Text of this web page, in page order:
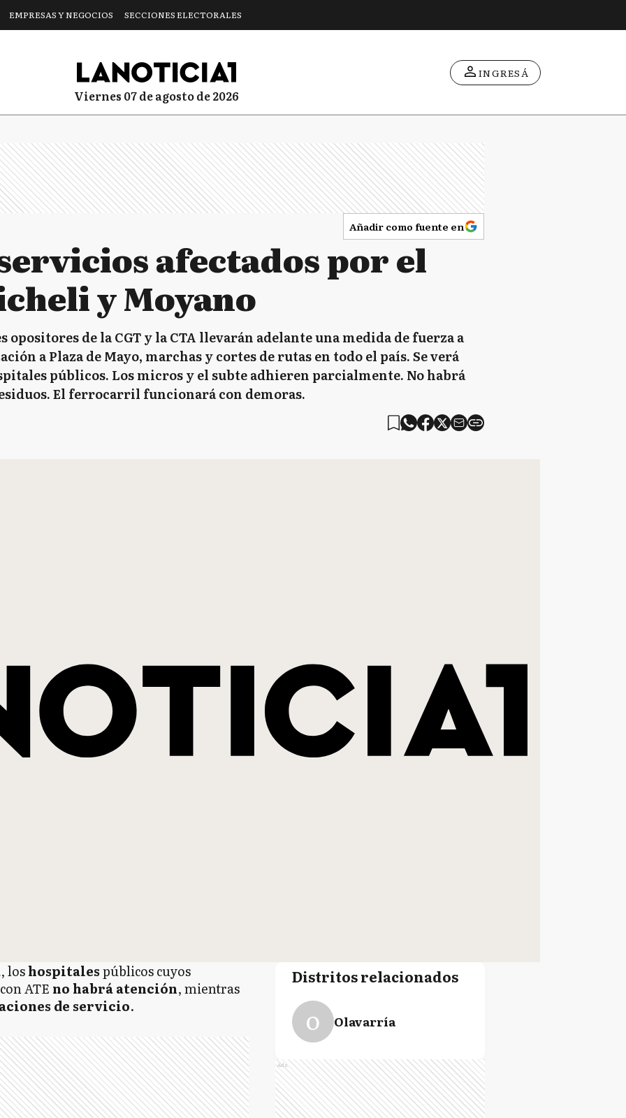
EMPRESAS Y NEGOCIOS SECCIONES ELECTORALES
viernes 07 de agosto de 2026
INGRESÁ
Añadir como fuente en
afectados por el
y Moyano
opositores de la CGT y la CTA llevarán adelante una medida de fuerza a
a Plaza de Mayo, marchas y cortes de rutas en todo el país. Se verá
públicos. Los micros y el subte adhieren parcialmente. No habrá
El ferrocarril funcionará con demoras.
, loshospitalespúblicos cuyos
ATE no habrá atención, mientras
de servicio.
Distritos relacionados
O Olavarría
Ads